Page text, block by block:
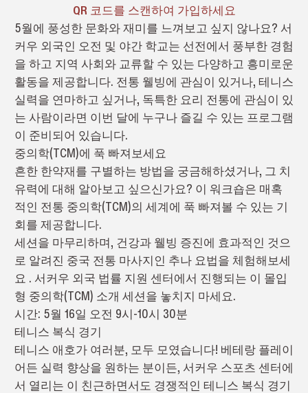
QR 코드를 스캔하여 가입하세요
5월에 풍성한 문화와 재미를 느껴보고 싶지 않나요? 서
커우 외국인 오전 및 야간 학교는 선전에서 풍부한 경험
을 하고 지역 사회와 교류할 수 있는 다양하고 흥미로운
활동을 제공합니다. 전통 웰빙에 관심이 있거나, 테니스
실력을 연마하고 싶거나, 독특한 요리 전통에 관심이 있
는 사람이라면 이번 달에 누구나 즐길 수 있는 프로그램
이 준비되어 있습니다.
중의학(TCM)에 푹 빠져보세요
흔한 한약재를 구별하는 방법을 궁금해하셨거나, 그 치
유력에 대해 알아보고 싶으신가요? 이 워크숍은 매혹
적인 전통 중의학(TCM)의 세계에 푹 빠져볼 수 있는 기
회를 제공합니다.
세션을 마무리하며, 건강과 웰빙 증진에 효과적인 것으
로 알려진 중국 전통 마사지인 추나 요법을 체험해보세
요 . 서커우 외국 법률 지원 센터에서 진행되는 이 몰입
형 중의학(TCM) 소개 세션을 놓치지 마세요.
시간: 5월 16일 오전 9시-10시 30분
테니스 복식 경기
테니스 애호가 여러분, 모두 모였습니다! 베테랑 플레이
어든 실력 향상을 원하는 분이든, 서커우 스포츠 센터에
서 열리는 이 친근하면서도 경쟁적인 테니스 복식 경기